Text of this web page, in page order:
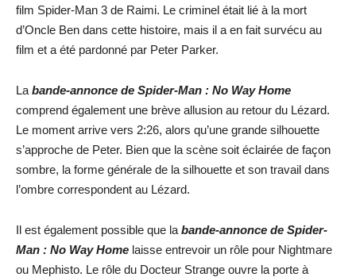
film Spider-Man 3 de Raimi. Le criminel était lié à la mort
d’Oncle Ben dans cette histoire, mais il a en fait survécu au
film et a été pardonné par Peter Parker.
La bande-annonce de Spider-Man : No Way Home
comprend également une brève allusion au retour du Lézard.
Le moment arrive vers 2:26, alors qu’une grande silhouette
s’approche de Peter. Bien que la scène soit éclairée de façon
sombre, la forme générale de la silhouette et son travail dans
l’ombre correspondent au Lézard.
Il est également possible que la bande-annonce de Spider-
Man : No Way Home laisse entrevoir un rôle pour Nightmare
ou Mephisto. Le rôle du Docteur Strange ouvre la porte à